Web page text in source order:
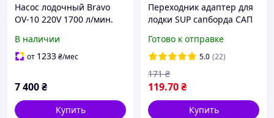
Насос лодочный Bravo
OV-10 220V 1700 л/мин.
лодок, палаток,
аттракционов, батутов
В наличии
от 1233₴/мес
7 400₴
Купить
Переходник адаптер для
лодки SUP сапборда САП
автомобильного насоса
компрессора
Готово к отправке
5.0 (22)
119.70₴
171 ₴
Купить